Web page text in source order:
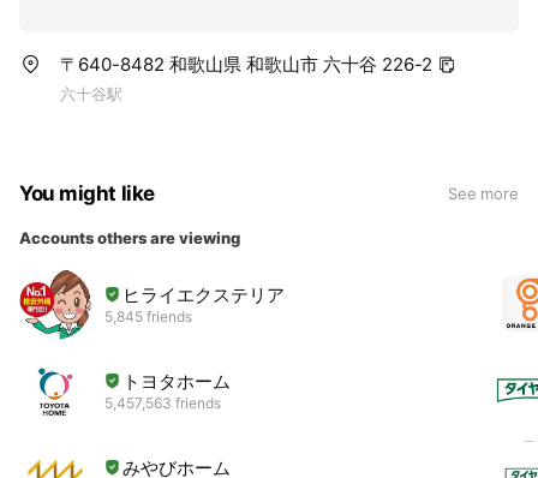
〒640-8482 和歌山県 和歌山市 六十谷 226-2
六十谷駅
You might like See more
Accounts others are viewing
ヒライエクステリア
5,845 friends
トヨタホーム
5,457,563 friends
みやびホーム